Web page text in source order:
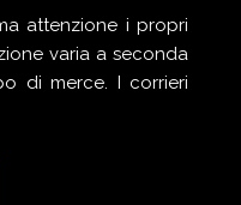
attenzione i propri
varia a seconda
di merce. I corrieri